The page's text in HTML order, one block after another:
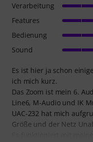
Es ist hier ja schon
ich mich kurz.
Das Zoom ist mein 6.
Line6, M-Audio und IK
UAC-232 hat mich
Größe und der Netz
Verarbeitung
Features
Bedienung
Sound